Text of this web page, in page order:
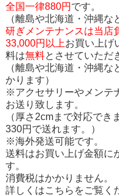
全国一律880円 です。
（離島や北海道・沖縄な
研ぎメンテナンスは当店
33,000円以上お買い上げ
料は無料とさせていただ
（離島や北海道・沖縄
かります）
※アクセサリーやメンテ
お送り致します。
（厚さ2cmまで対応でき
330円で送れます。）
※海外発送可能です。
送料はお買い上げ金額に
す。
消費税はかかりません。
詳しくはこちらをご覧く